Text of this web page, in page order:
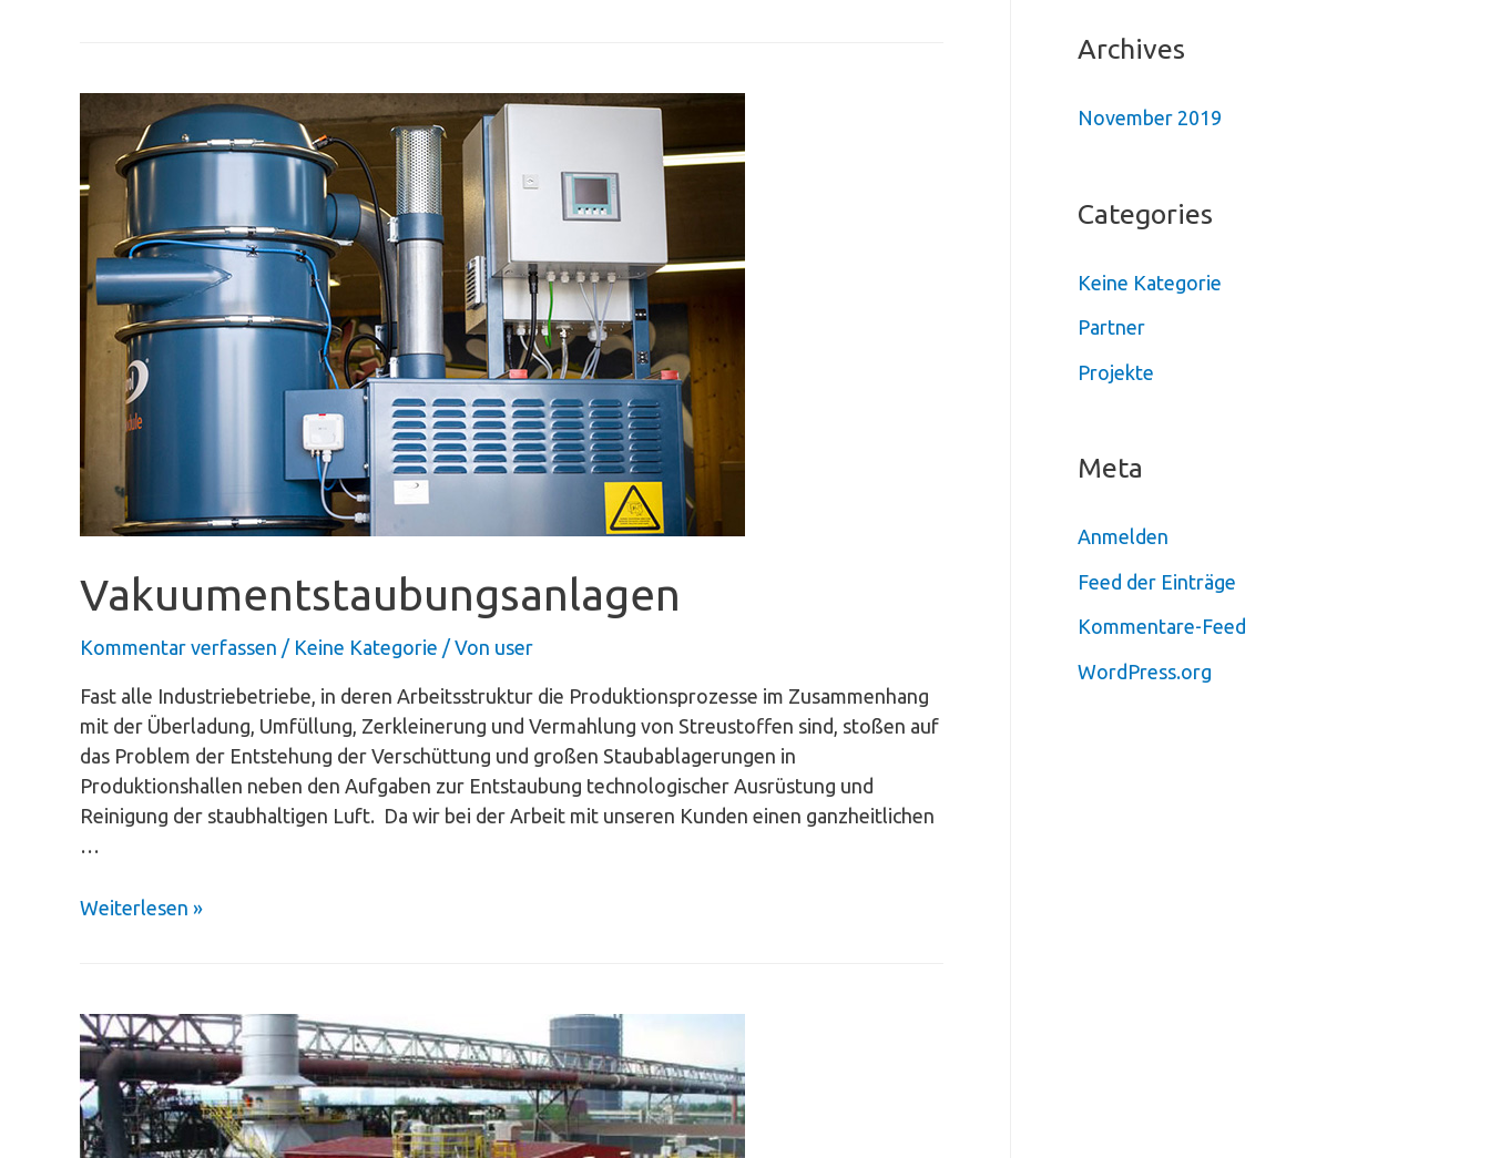
Vakuumentstaubungsanlagen
Kommentar verfassen / Keine Kategorie / Von user
Fast alle Industriebetriebe, in deren Arbeitsstruktur die Produktionsprozesse im Zusammenhang
mit der Überladung, Umfüllung, Zerkleinerung und Vermahlung von Streustoffen sind, stoßen auf
das Problem der Entstehung der Verschüttung und großen Staubablagerungen in
Produktionshallen neben den Aufgaben zur Entstaubung technologischer Ausrüstung und
Reinigung der staubhaltigen Luft. Da wir bei der Arbeit mit unseren Kunden einen ganzheitlichen
…
Weiterlesen »
Archives
November 2019
Categories
Keine Kategorie
Partner
Projekte
Meta
Anmelden
Feed der Einträge
Kommentare-Feed
WordPress.org